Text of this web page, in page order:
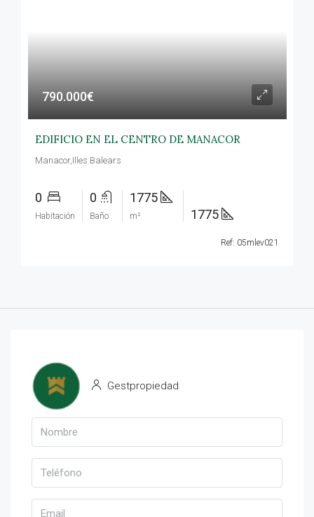
790.000€
EDIFICIO EN EL CENTRO DE MANACOR
Manacor,Illes Balears
0
Habitación
0
Baño
1775
m² 1775
Ref: 05mlev021
Gestpropiedad